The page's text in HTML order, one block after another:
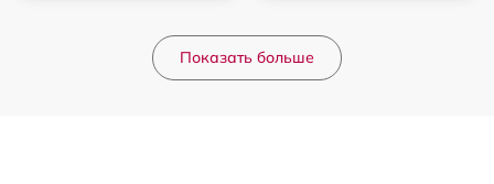
Показать больше